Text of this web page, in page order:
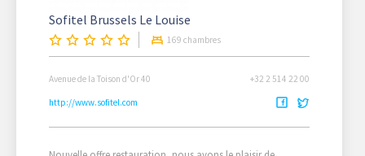
Sofitel Brussels Le Louise
169 chambres
Avenue de la Toison d'Or 40 +32 2 514 22 00
http://www.sofitel.com